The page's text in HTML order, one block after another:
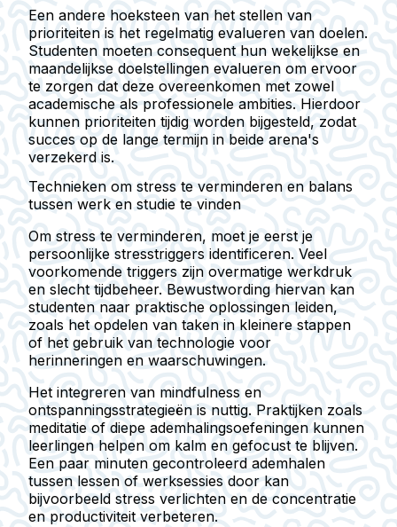
Een andere hoeksteen van het stellen van
prioriteiten is het regelmatig evalueren van doelen.
Studenten moeten consequent hun wekelijkse en
maandelijkse doelstellingen evalueren om ervoor
te zorgen dat deze overeenkomen met zowel
academische als professionele ambities. Hierdoor
kunnen prioriteiten tijdig worden bijgesteld, zodat
succes op de lange termijn in beide arena's
verzekerd is.
Technieken om stress te verminderen en balans
tussen werk en studie te vinden
Om stress te verminderen, moet je eerst je
persoonlijke stresstriggers identificeren. Veel
voorkomende triggers zijn overmatige werkdruk
en slecht tijdbeheer. Bewustwording hiervan kan
studenten naar praktische oplossingen leiden,
zoals het opdelen van taken in kleinere stappen
of het gebruik van technologie voor
herinneringen en waarschuwingen.
Het integreren van mindfulness en
ontspanningsstrategieën is nuttig. Praktijken zoals
meditatie of diepe ademhalingsoefeningen kunnen
leerlingen helpen om kalm en gefocust te blijven.
Een paar minuten gecontroleerd ademhalen
tussen lessen of werksessies door kan
bijvoorbeeld stress verlichten en de concentratie
en productiviteit verbeteren.